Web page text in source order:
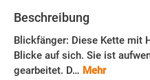
Beschreibung
Blickfänger: Diese Kette mit
Blicke auf sich. Sie ist
gearbeitet. D… Mehr